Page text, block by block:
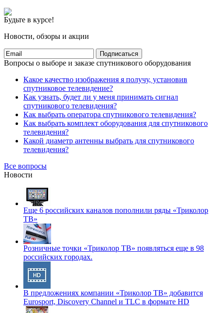
Будьте в курсе!
Новости, обзоры и акции
Подписаться
Вопросы о выборе и заказе спутникового оборудования
Какое качество изображения я получу, установив
спутниковое телевидение?
Как узнать, будет ли у меня принимать сигнал
спутникового телевидения?
Как выбрать оператора спутникового телевидения?
Как выбрать комплект оборудования для спутникового
телевидения?
Какой диаметр антенны выбрать для спутникового
телевидения?
Все вопросы
Новости
Еще 6 российских каналов пополнили ряды «Триколор
ТВ»
Розничные точки «Триколор ТВ» появляться еще в 98
российских городах.
В предложениях компании «Триколор ТВ» добавится
Eurosport, Discovery Channel и TLC в формате HD